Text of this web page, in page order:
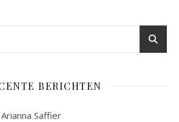
BERICHTEN
Saffier